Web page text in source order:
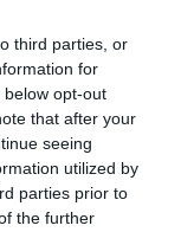
third parties, or
for
opt-out
that after your
seeing
utilized by
parties prior to
the further